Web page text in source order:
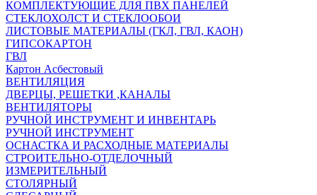
КОМПЛЕКТУЮЩИЕ ДЛЯ ПВХ ПАНЕЛЕЙ
СТЕКЛОХОЛСТ И СТЕКЛООБОИ
ЛИСТОВЫЕ МАТЕРИАЛЫ (ГКЛ, ГВЛ, КАОН)
ГИПСОКАРТОН
ГВЛ
Картон Асбестовый
ВЕНТИЛЯЦИЯ
ДВЕРЦЫ, РЕШЕТКИ ,КАНАЛЫ
ВЕНТИЛЯТОРЫ
РУЧНОЙ ИНСТРУМЕНТ И ИНВЕНТАРЬ
РУЧНОЙ ИНСТРУМЕНТ
ОСНАСТКА И РАСХОДНЫЕ МАТЕРИАЛЫ
СТРОИТЕЛЬНО-ОТДЕЛОЧНЫЙ
ИЗМЕРИТЕЛЬНЫЙ
СТОЛЯРНЫЙ